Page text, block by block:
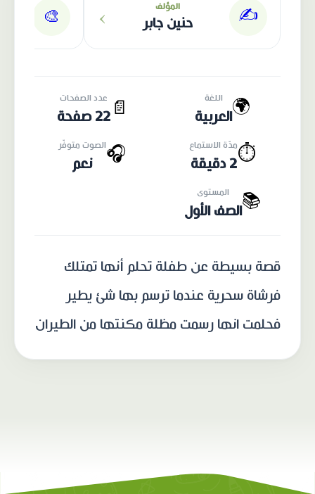
✍️ المؤلف
حنين جابر ›
🎨
🌍 اللغة
العربية 📄
عدد الصفحات
22 صفحة
⏱️مدّة الاستماع
2 دقيقة
🎧الصوت متوفّر
نعم
📚 المستوى
الصف الأول
قصة بسيطة عن طفلة تحلم أنها تمتلك
فرشاة سحرية عندما ترسم بها شئ يطير
فحلمت انها رسمت مظلة مكنتها من الطيران